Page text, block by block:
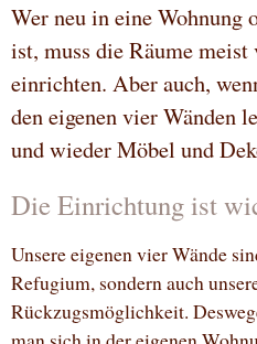
Wer neu in eine Wohnung
ist, muss die Räume
einrichten. Aber auch,
den eigenen vier Wänden
und wieder Möbel und
Die Einrichtung ist
Unsere eigenen vier Wände
Refugium, sondern auch
Rückzugsmöglichkeit.